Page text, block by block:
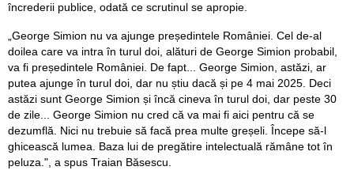
încrederii publice, odată ce scrutinul se apropie.
„George Simion nu va ajunge președintele României. Cel de-al
doilea care va intra în turul doi, alături de George Simion probabil,
va fi președintele României. De fapt... George Simion, astăzi, ar
putea ajunge în turul doi, dar nu știu dacă și pe 4 mai 2025. Deci
astăzi sunt George Simion și încă cineva în turul doi, dar peste 30
de zile... George Simion nu cred că va mai fi aici pentru că se
dezumflă. Nici nu trebuie să facă prea multe greșeli. Începe să-l
ghicească lumea. Baza lui de pregătire intelectuală rămâne tot în
peluza.", a spus Traian Băsescu.